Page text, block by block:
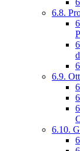
6.8.
6.9.
6.10.